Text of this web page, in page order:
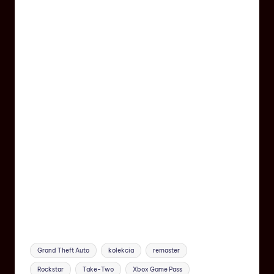
Grand Theft Auto kolekcia remaster
Rockstar Take-Two Xbox Game Pass